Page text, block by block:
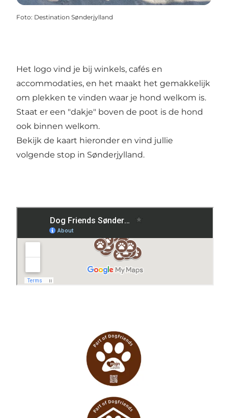
Foto: Destination Sønderjylland
Het logo vind je bij winkels, cafés en
accommodaties, en het maakt het gemakkelijk
om plekken te vinden waar je hond welkom is.
Staat er een "dakje" boven de poot is de hond
ook binnen welkom.
Bekijk de kaart hieronder en vind jullie
volgende stop in Sønderjylland.